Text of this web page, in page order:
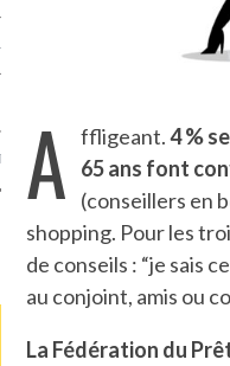
ARCACHON
LA PHOTO
A ffligeant.4 %
65 ans font
(conseillers en
shopping. Pour les
de conseils : “je sais
au conjoint, amis ou
La Fédération du